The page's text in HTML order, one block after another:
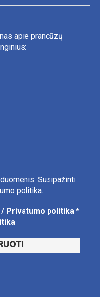
apie prancūzų
Susipažinti
politika.
Privatumo politika *